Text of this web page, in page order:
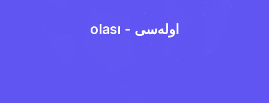
olası - اوله‌سی